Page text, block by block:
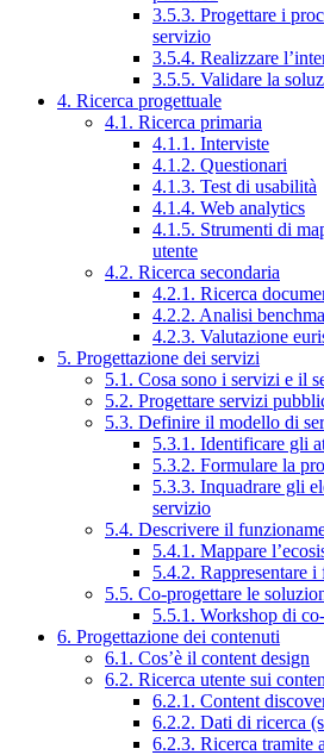
3.5.3. Progettare i
servizio
3.5.4. Realizzare
3.5.5. Validare la
4. Ricerca progettuale
4.1. Ricerca primaria
4.1.1. Interviste
4.1.2. Questionari
4.1.3. Test di usabilità
4.1.4. Web analytics
4.1.5. Strumenti di
utente
4.2. Ricerca secondaria
4.2.1. Ricerca
4.2.2. Analisi
4.2.3. Valutazione
5. Progettazione dei servizi
5.1. Cosa sono i servizi e il
5.2. Progettare servizi
5.3. Definire il modello di
5.3.1. Identificare gli
5.3.2. Formulare la
5.3.3. Inquadrare gli
servizio
5.4. Descrivere il
5.4.1. Mappare
5.4.2. Rappresentare
5.5. Co-progettare le
5.5.1. Workshop di
6. Progettazione dei contenuti
6.1. Cos’è il content design
6.2. Ricerca utente sui
6.2.1. Content
6.2.2. Dati di ricerca
6.2.3. Ricerca tramite